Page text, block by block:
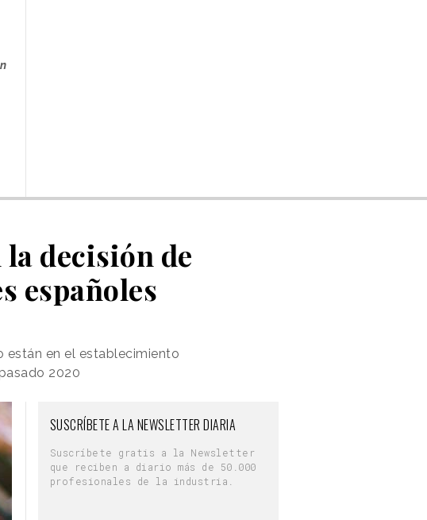
decisión de
españoles
están en el establecimiento
2020
SUSCRÍBETE A LA NEWSLETTER DIARIA
Suscríbete gratis a la Newsletter
que reciben a diario más de 50.000
profesionales de la industria.